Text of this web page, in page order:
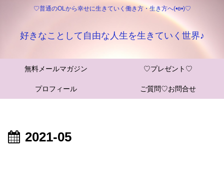
♡普通のOLから幸せに生きていく働き方・生き方へ(•ө•)♡
好きなことして自由な人生を生きていく世界♪
無料メールマガジン ♡プレゼント♡
プロフィール ご質問♡お問合せ
2021-05